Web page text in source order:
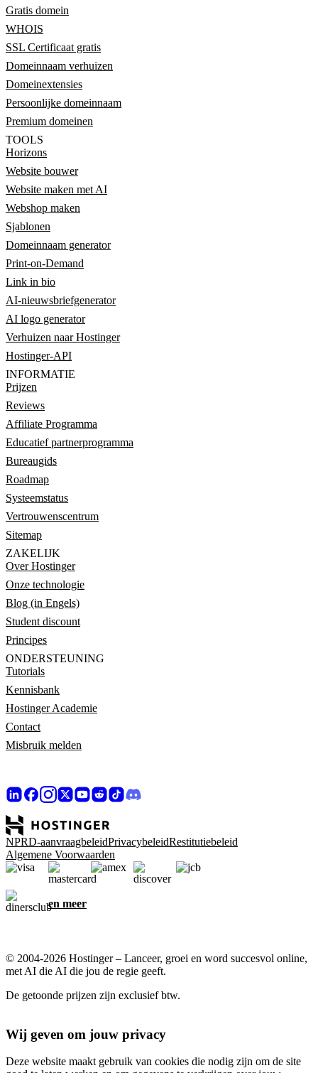
Gratis domein
WHOIS
SSL Certificaat gratis
Domeinnaam verhuizen
Domeinextensies
Persoonlijke domeinnaam
Premium domeinen
TOOLS
Horizons
Website bouwer
Website maken met AI
Webshop maken
Sjablonen
Domeinnaam generator
Print-on-Demand
Link in bio
AI-nieuwsbriefgenerator
AI logo generator
Verhuizen naar Hostinger
Hostinger-API
INFORMATIE
Prijzen
Reviews
Affiliate Programma
Educatief partnerprogramma
Bureaugids
Roadmap
Systeemstatus
Vertrouwenscentrum
Sitemap
ZAKELIJK
Over Hostinger
Onze technologie
Blog (in Engels)
Student discount
Principes
ONDERSTEUNING
Tutorials
Kennisbank
Hostinger Academie
Contact
Misbruik melden
NPRD-aanvraagbeleidPrivacybeleidRestitutiebeleid
Algemene Voorwaarden
en meer
© 2004-2026 Hostinger – Lanceer, groei en word succesvol online,
met AI die AI die jou de regie geeft.
De getoonde prijzen zijn exclusief btw.
Wij geven om jouw privacy
Deze website maakt gebruik van cookies die nodig zijn om de site